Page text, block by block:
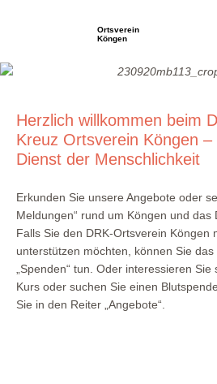
Ortsverein
Köngen
Herzlich willkommen beim
Kreuz Ortsverein Köngen
Dienst der Menschlichkeit
Erkunden Sie unsere Angebote oder
Meldungen“ rund um Köngen und das
Falls Sie den DRK-Ortsverein Köngen
unterstützen möchten, können Sie
„Spenden“ tun. Oder interessieren
Kurs oder suchen Sie einen
Sie in den Reiter „Angebote“.